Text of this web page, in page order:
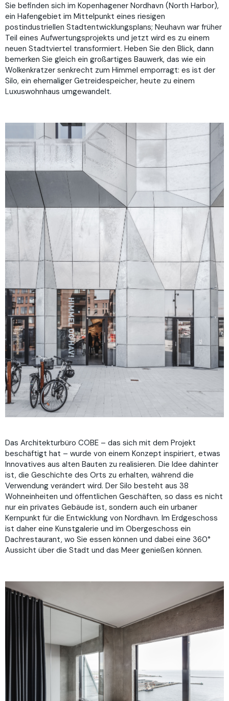
Sie befinden sich im Kopenhagener Nordhavn (North Harbor),
ein Hafengebiet im Mittelpunkt eines riesigen
postindustriellen Stadtentwicklungsplans; Neuhavn war früher
Teil eines Aufwertungsprojekts und jetzt wird es zu einem
neuen Stadtviertel transformiert. Heben Sie den Blick, dann
bemerken Sie gleich ein großartiges Bauwerk, das wie ein
Wolkenkratzer senkrecht zum Himmel emporragt: es ist der
Silo, ein ehemaliger Getreidespeicher, heute zu einem
Luxuswohnhaus umgewandelt.
Das Architekturbüro COBE – das sich mit dem Projekt
beschäftigt hat – wurde von einem Konzept inspiriert, etwas
Innovatives aus alten Bauten zu realisieren. Die Idee dahinter
ist, die Geschichte des Orts zu erhalten, während die
Verwendung verändert wird. Der Silo besteht aus 38
Wohneinheiten und öffentlichen Geschäften, so dass es nicht
nur ein privates Gebäude ist, sondern auch ein urbaner
Kernpunkt für die Entwicklung von Nordhavn. Im Erdgeschoss
ist daher eine Kunstgalerie und im Obergeschoss ein
Dachrestaurant, wo Sie essen können und dabei eine 360°
Aussicht über die Stadt und das Meer genießen können.